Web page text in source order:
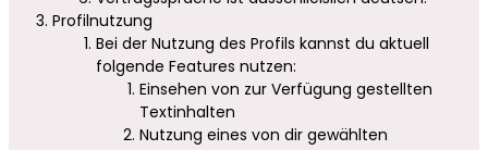
Profilnutzung
Bei der Nutzung des Profils kannst du aktuell
folgende Features nutzen:
Einsehen von zur Verfügung gestellten
Textinhalten
Nutzung eines von dir gewählten